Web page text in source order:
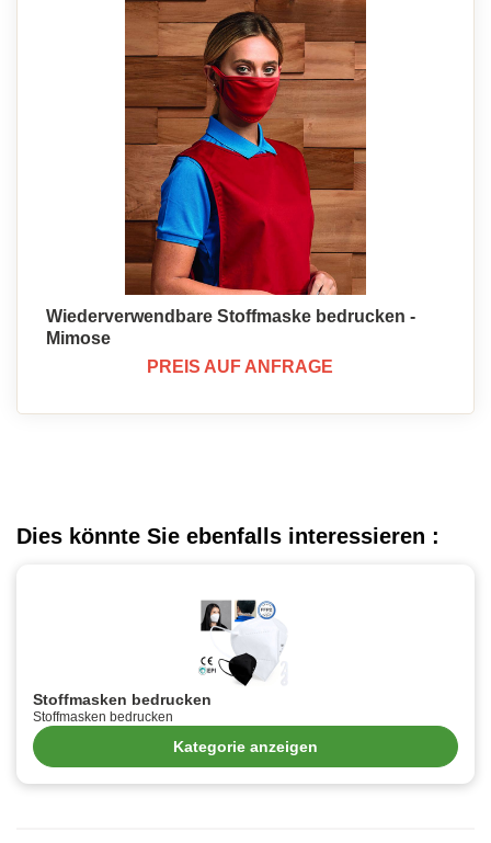
Wiederverwendbare Stoffmaske bedrucken -
Mimose
PREIS AUF ANFRAGE
Dies könnte Sie ebenfalls interessieren :
Stoffmasken bedrucken
Stoffmasken bedrucken
Kategorie anzeigen